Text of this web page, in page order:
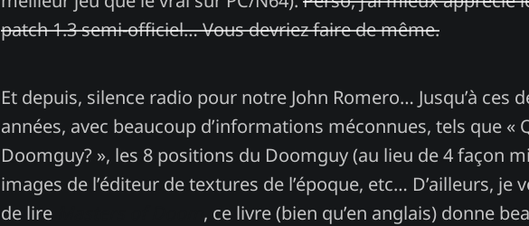
patch 1.3 semi-officiel… Vous devriez faire de même.
Et depuis, silence radio pour notre John Romero… Jusqu’à ces
années, avec beaucoup d’informations méconnues, tels que «
Doomguy? », les 8 positions du Doomguy (au lieu de 4 façon
images de l’éditeur de textures de l’époque, etc… D’ailleurs, je
de lire
, ce livre (bien qu’en anglais) donne